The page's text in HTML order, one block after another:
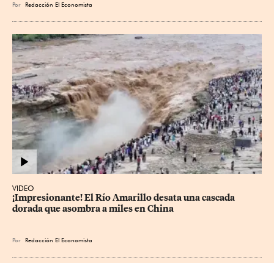
Por Redacción El Economista
VIDEO
¡Impresionante! El Río Amarillo desata una cascada
dorada que asombra a miles en China
Por Redacción El Economista